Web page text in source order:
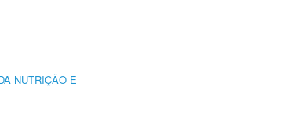
NUTRIÇÃO E